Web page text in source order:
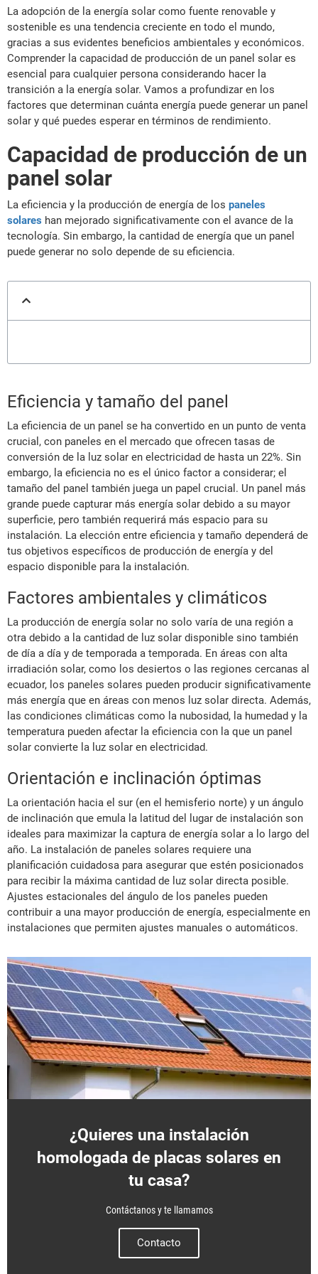
La adopción de la energía solar como fuente renovable y
sostenible es una tendencia creciente en todo el mundo,
gracias a sus evidentes beneficios ambientales y económicos.
Comprender la capacidad de producción de un panel solar es
esencial para cualquier persona considerando hacer la
transición a la energía solar. Vamos a profundizar en los
factores que determinan cuánta energía puede generar un panel
solar y qué puedes esperar en términos de rendimiento.
Capacidad de producción de un
panel solar
La eficiencia y la producción de energía de los paneles
solares han mejorado significativamente con el avance de la
tecnología. Sin embargo, la cantidad de energía que un panel
puede generar no solo depende de su eficiencia.
Eficiencia y tamaño del panel
La eficiencia de un panel se ha convertido en un punto de venta
crucial, con paneles en el mercado que ofrecen tasas de
conversión de la luz solar en electricidad de hasta un 22%. Sin
embargo, la eficiencia no es el único factor a considerar; el
tamaño del panel también juega un papel crucial. Un panel más
grande puede capturar más energía solar debido a su mayor
superficie, pero también requerirá más espacio para su
instalación. La elección entre eficiencia y tamaño dependerá de
tus objetivos específicos de producción de energía y del
espacio disponible para la instalación.
Factores ambientales y climáticos
La producción de energía solar no solo varía de una región a
otra debido a la cantidad de luz solar disponible sino también
de día a día y de temporada a temporada. En áreas con alta
irradiación solar, como los desiertos o las regiones cercanas al
ecuador, los paneles solares pueden producir significativamente
más energía que en áreas con menos luz solar directa. Además,
las condiciones climáticas como la nubosidad, la humedad y la
temperatura pueden afectar la eficiencia con la que un panel
solar convierte la luz solar en electricidad.
Orientación e inclinación óptimas
La orientación hacia el sur (en el hemisferio norte) y un ángulo
de inclinación que emula la latitud del lugar de instalación son
ideales para maximizar la captura de energía solar a lo largo del
año. La instalación de paneles solares requiere una
planificación cuidadosa para asegurar que estén posicionados
para recibir la máxima cantidad de luz solar directa posible.
Ajustes estacionales del ángulo de los paneles pueden
contribuir a una mayor producción de energía, especialmente en
instalaciones que permiten ajustes manuales o automáticos.
¿Quieres una instalación
homologada de placas solares en
tu casa?
Contáctanos y te llamamos
Contacto